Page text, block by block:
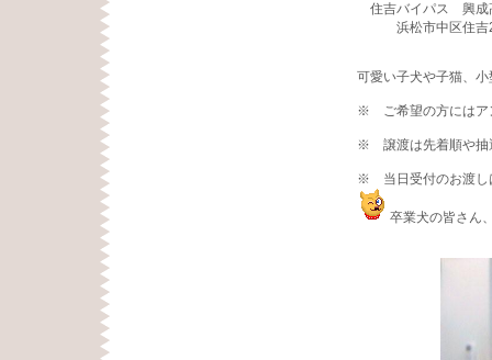
住吉バイパス 興
浜松市中区住吉2
可愛い子犬や子猫、
※ ご希望の方にはア
※ 譲渡は先着順や抽
※ 当日受付のお渡し
卒業犬の皆さん